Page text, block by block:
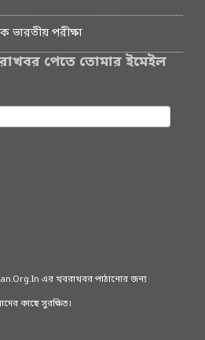
ভারতীয় পরীক্ষা
পেতে তোমার ইমেইল
এর খবরাখবর পাঠানোর জন্য
কাছে সুরক্ষিত।